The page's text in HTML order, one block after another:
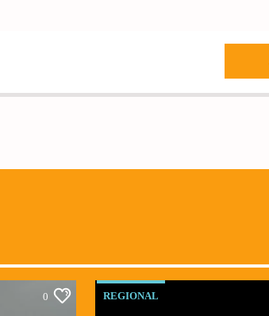
0 REGIONAL